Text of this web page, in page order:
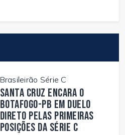
Brasileirão Série C
Santa Cruz encara o
Botafogo-PB em duelo
direto pelas primeiras
posições da Série C